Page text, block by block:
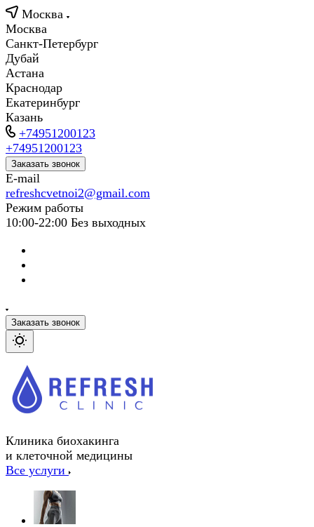
Москва
Москва
Санкт-Петербург
Дубай
Астана
Краснодар
Екатеринбург
Казань
+74951200123
+74951200123
Заказать звонок
E-mail
refreshcvetnoi2@gmail.com
Режим работы
10:00-22:00 Без выходных
Заказать звонок
Клиника биохакинга
и клеточной медицины
Все услуги